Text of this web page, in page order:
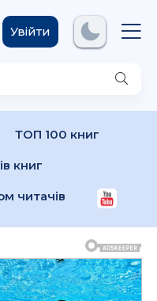
.com
Увійти
ТОП 100 книг
книг
читачів